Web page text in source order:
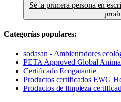
Sé la primera persona en
Categorías populares:
sodasan - Ambientadores
PETA Approved Global
Certificado Ecogarantie
Productos certificados EWG
Productos de limpieza